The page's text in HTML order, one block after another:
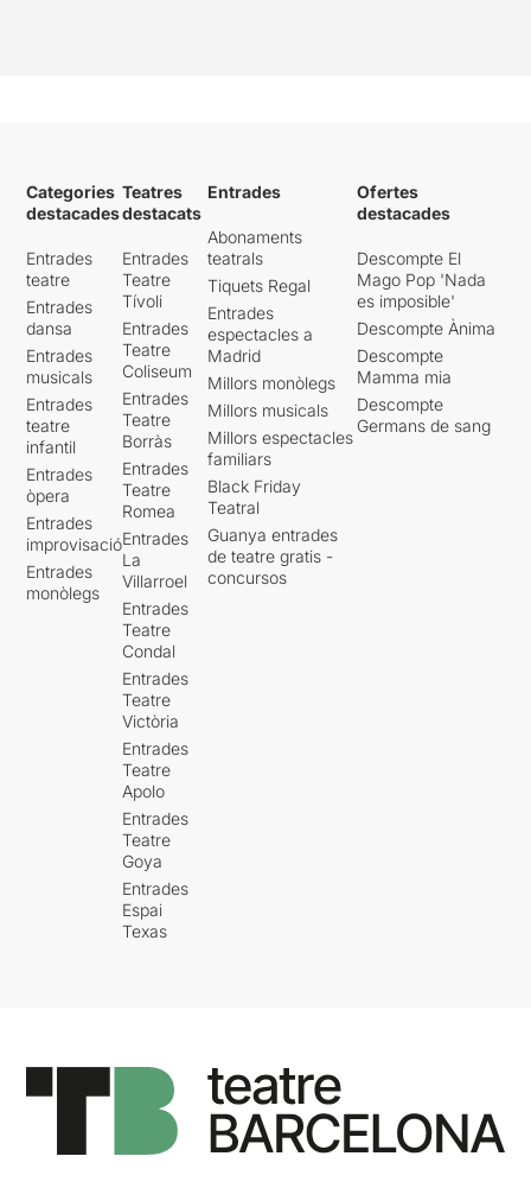
Categories
destacades
Entrades
teatre
Entrades
dansa
Entrades
musicals
Entrades
teatre
infantil
Entrades
òpera
Entrades
improvisació
Entrades
monòlegs
Teatres
destacats
Entrades
Teatre
Tívoli
Entrades
Teatre
Coliseum
Entrades
Teatre
Borràs
Entrades
Teatre
Romea
Entrades
La
Villarroel
Entrades
Teatre
Condal
Entrades
Teatre
Victòria
Entrades
Teatre
Apolo
Entrades
Teatre
Goya
Entrades
Espai
Texas
Entrades
Abonaments
teatrals
Tiquets Regal
Entrades
espectacles a
Madrid
Millors monòlegs
Millors musicals
Millors espectacles
familiars
Black Friday
Teatral
Guanya entrades
de teatre gratis -
concursos
Ofertes
destacades
Descompte El
Mago Pop 'Nada
es imposible'
Descompte Ànima
Descompte
Mamma mia
Descompte
Germans de sang